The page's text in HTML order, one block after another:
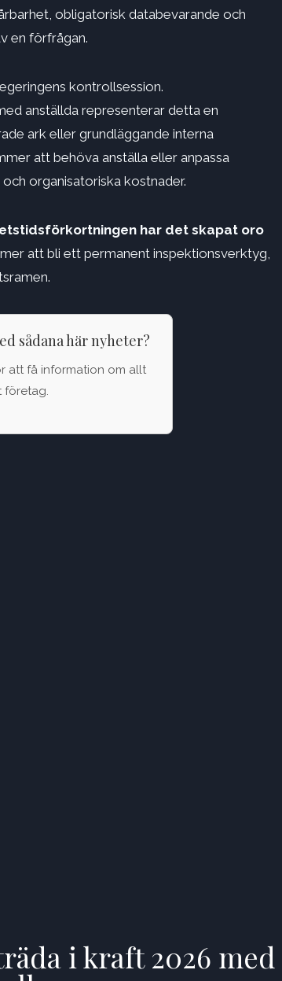
obligatorisk databevarande och
en förfrågan.
kontrollsession.
anställda representerar detta en
ark eller grundläggande interna
att behöva anställa eller anpassa
organisatoriska kostnader.
har det skapat oro
att bli ett permanent inspektionsverktyg,
sådana här nyheter?
att få information om allt
företag.
i kraft 2026 med